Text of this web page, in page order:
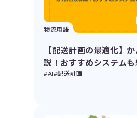
物流用語
【配送計画の最適化】
説！おすすめシステム
#AI#配送計画